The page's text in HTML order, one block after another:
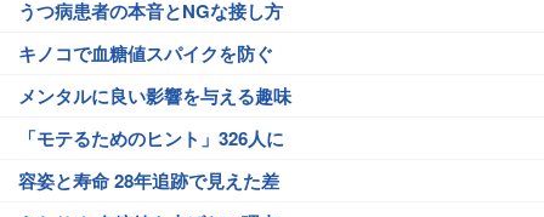
うつ病患者の本音とNGな接し方
キノコで血糖値スパイクを防ぐ
メンタルに良い影響を与える趣味
「モテるためのヒント」326人に
容姿と寿命 28年追跡で見えた差